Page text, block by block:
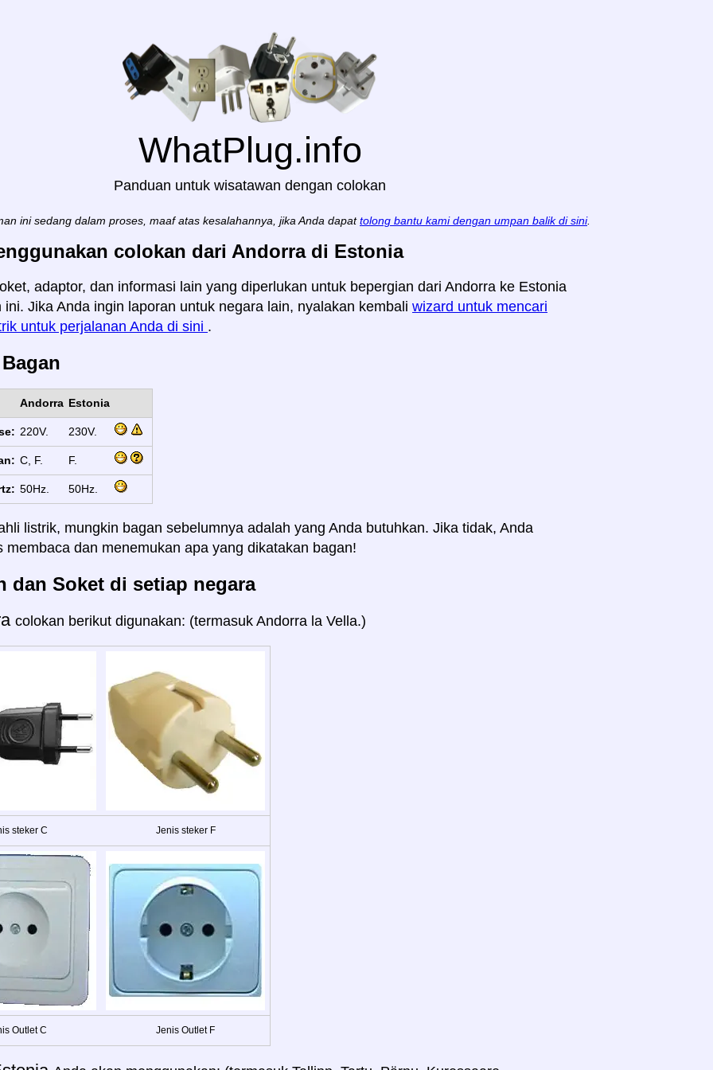
WhatPlug.info
Panduan untuk wisatawan dengan colokan
ini sedang dalam proses, maaf atas kesalahannya, jika Anda dapat tolong bantu kami dengan umpan balik di sini.
colokan dari Andorra di Estonia
adaptor, dan informasi lain yang diperlukan untuk bepergian dari Andorra ke Estonia
ini. Jika Anda ingin laporan untuk negara lain, nyalakan kembali wizard untuk mencari
untuk perjalanan Anda di sini .
Andorra Estonia
220V. 230V.
C, F. F.
50Hz. 50Hz.
listrik, mungkin bagan sebelumnya adalah yang Anda butuhkan. Jika tidak, Anda
membaca dan menemukan apa yang dikatakan bagan!
dan Soket di setiap negara
colokan berikut digunakan: (termasuk Andorra la Vella.)
steker C Jenis steker F
Outlet C Jenis Outlet F